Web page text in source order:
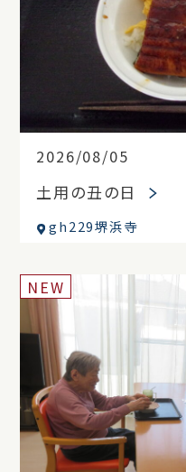
2026/08/05
土用の丑の日
gh229堺浜寺
NEW